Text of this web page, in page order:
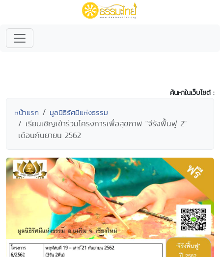
ค้นหาในเว็บไซต์ :
หน้าแรก มูลนิธิรัศมีแห่งธรรม
เรียนเชิญเข้าร่วมโครงการเพื่อสุขภาพ "จีรังฟื้นฟู 2"
เดือนกันยายน 2562